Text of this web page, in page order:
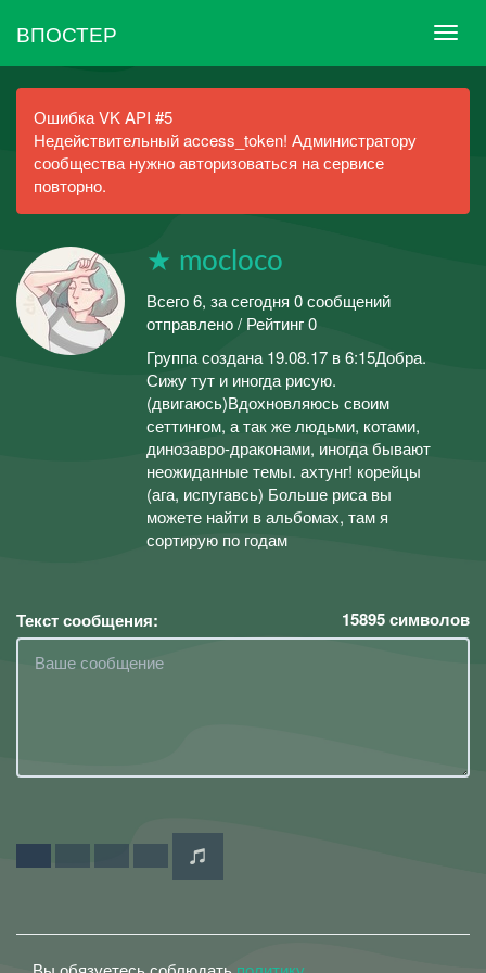
ВПОСТЕР
Ошибка VK API #5
Недействительный access_token! Администратору
сообщества нужно авторизоваться на сервисе
повторно.
★ mocloco
Всего 6, за сегодня 0 сообщений
отправлено / Рейтинг 0
Группа создана 19.08.17 в 6:15Добра.
Сижу тут и иногда рисую.
(двигаюсь)Вдохновляюсь своим
сеттингом, а так же людьми, котами,
динозавро-драконами, иногда бывают
неожиданные темы. ахтунг! корейцы
(ага, испугавсь) Больше риса вы
можете найти в альбомах, там я
сортирую по годам
Текст сообщения: 15895символов